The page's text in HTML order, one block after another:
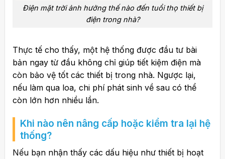
Điện mặt trời ảnh hưởng thế nào đến tuổi thọ thiết bị
điện trong nhà?
Thực tế cho thấy, một hệ thống được đầu tư bài
bản ngay từ đầu không chỉ giúp tiết kiệm điện mà
còn bảo vệ tốt các thiết bị trong nhà. Ngược lại,
nếu làm qua loa, chi phí phát sinh về sau có thể
còn lớn hơn nhiều lần.
Khi nào nên nâng cấp hoặc kiểm tra lại hệ
thống?
Nếu bạn nhận thấy các dấu hiệu như thiết bị hoạt